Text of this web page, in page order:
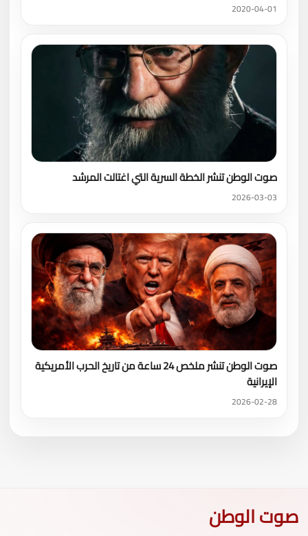
2020-04-01
صوت الوطن تنشر الخطة السرية التي اغتالت المرشد
2026-03-03
صوت الوطن تنشر ملخص 24 ساعة من تاريخ الحرب الأمريكية
الإيرانية
2026-02-28
صوت الوطن